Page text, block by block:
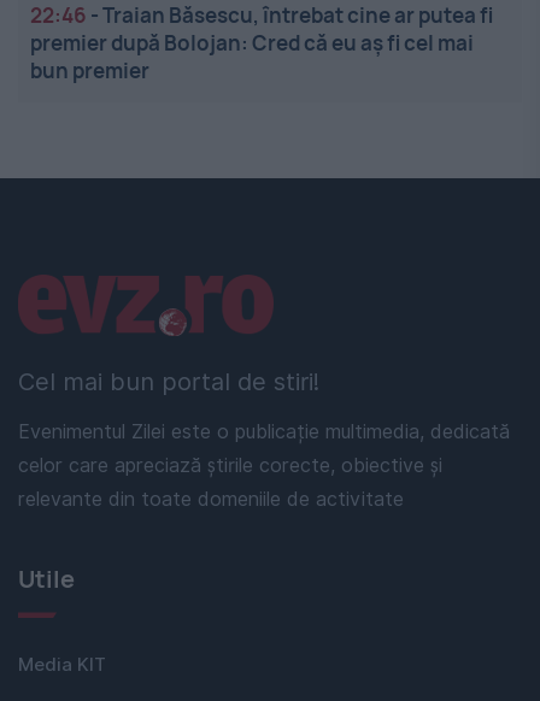
22:46 -Traian Băsescu, întrebat cine ar putea fi
premier după Bolojan: Cred că eu aș fi cel mai
bun premier
Cel mai bun portal de stiri!
Evenimentul Zilei este o publicație multimedia, dedicată
celor care apreciază știrile corecte, obiective și
relevante din toate domeniile de activitate
Linkuri utile
Utile
Media KIT